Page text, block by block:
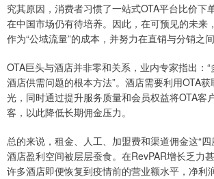
究其原因，消费者习惯了一站式OTA平台比价下
在中国市场仍有待培养。因此，在可预见的未来
作为“公域流量”的成本，并努力在直销与分销之间
OTA巨头与酒店并非零和关系，业内专家指出：
酒店供需问题的根本方法”。酒店需要利用OTA
光，同时通过提升服务质量和会员权益将OTA客
客，以此降低长期佣金压力。
总的来说，租金、人工、加盟费和渠道佣金这“四
酒店盈利空间被层层蚕食。在RevPAR增长乏力
许多酒店即便恢复到疫情前的营业额水平，净利